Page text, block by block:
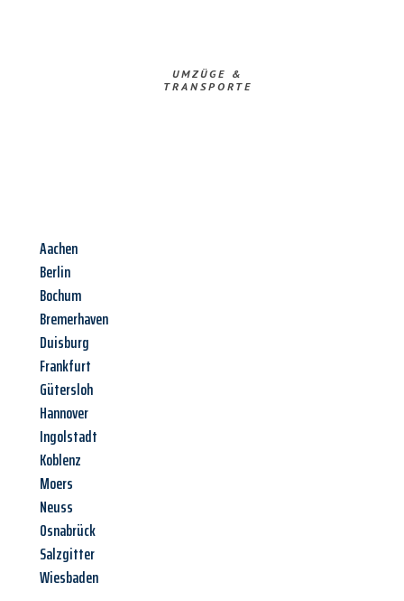
UMZÜGE &
TRANSPORTE
Aachen
Berlin
Bochum
Bremerhaven
Duisburg
Frankfurt
Gütersloh
Hannover
Ingolstadt
Koblenz
Moers
Neuss
Osnabrück
Salzgitter
Wiesbaden